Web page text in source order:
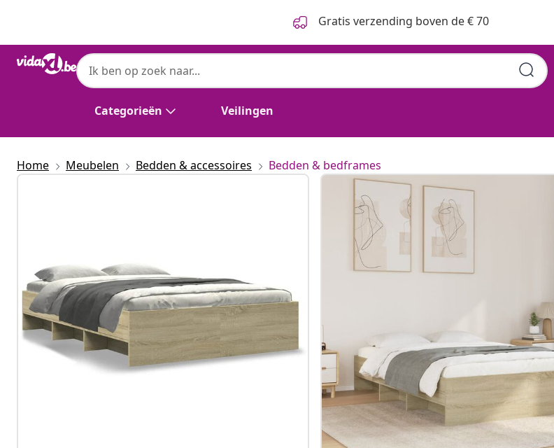
Gratis verzending boven de € 70
Categorieën Veilingen
Home Meubelen Bedden & accessoires Bedden & bedframes